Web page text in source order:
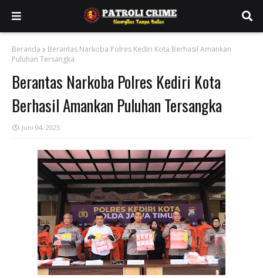
Beranda
Berantas Narkoba Polres Kediri Kota Berhasil Amankan
Puluhan Tersangka
Berantas Narkoba Polres Kediri Kota
Berhasil Amankan Puluhan Tersangka
Juni 04, 2025